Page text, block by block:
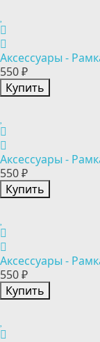
Аксессуары -
550 ₽
Купить
Аксессуары -
550 ₽
Купить
Аксессуары -
550 ₽
Купить